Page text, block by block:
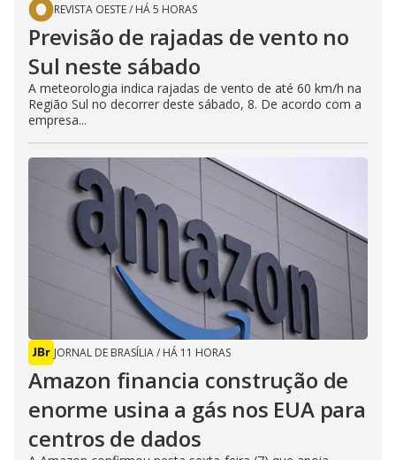
REVISTA OESTE/ HÁ 5 HORAS
Previsão de rajadas de vento no
Sul neste sábado
A meteorologia indica rajadas de vento de até 60 km/h na
Região Sul no decorrer deste sábado, 8. De acordo com a
empresa...
JORNAL DE BRASÍLIA/ HÁ 11 HORAS
Amazon financia construção de
enorme usina a gás nos EUA para
centros de dados